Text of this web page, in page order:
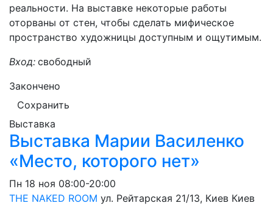
реальности. На выставке некоторые работы
оторваны от стен, чтобы сделать мифическое
пространство художницы доступным и ощутимым.
Вход: свободный
Закончено
Сохранить
Выставка
Выставка Марии Василенко
«Место, которого нет»
Пн 18 ноя 08:00-20:00
THE NAKED ROOM ул. Рейтарская 21/13, Киев Киев